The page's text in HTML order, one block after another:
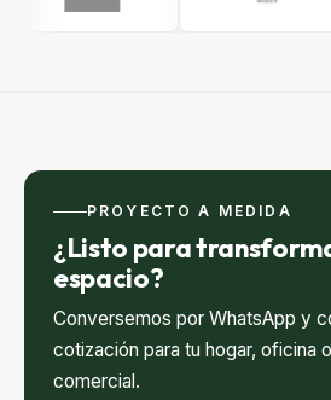
PROYECTO A MEDIDA
¿Listo para
espacio?
Conversemos por WhatsApp y
cotización para tu hogar, oficina
comercial.